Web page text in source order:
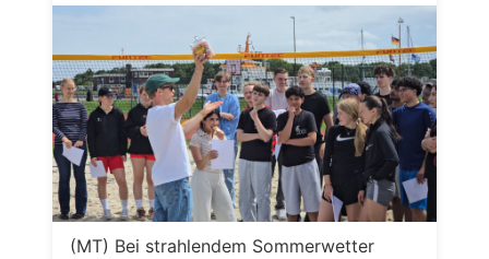
(MT) Bei strahlendem Sommerwetter